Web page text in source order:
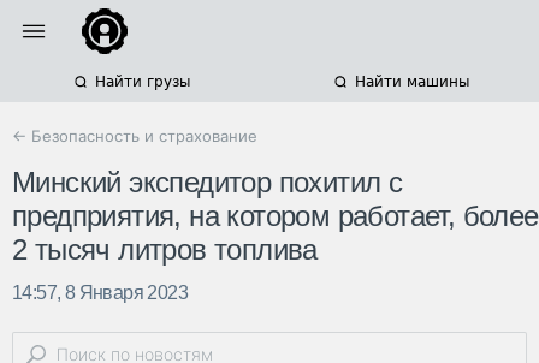
Найти грузы Найти машины
← Безопасность и страхование
Минский экспедитор похитил с
предприятия, на котором работает, более
2 тысяч литров топлива
14:57, 8 Января 2023